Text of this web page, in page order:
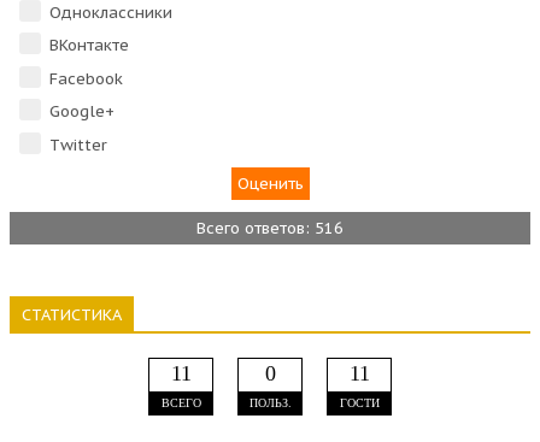
Одноклассники
ВКонтакте
Facebook
Google+
Тwitter
Всего ответов: 516
СТАТИСТИКА
11
ВСЕГО
0
ПОЛЬЗ.
11
ГОСТИ